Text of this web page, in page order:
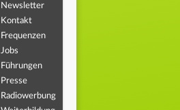
Newsletter
Kontakt
Frequenzen
Jobs
Führungen
Presse
Radiowerbung